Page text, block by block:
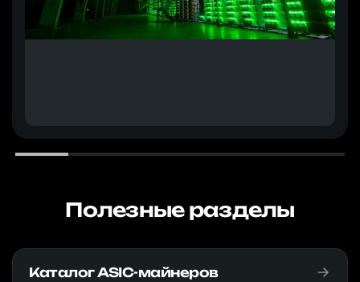
Полезные разделы
Каталог ASIC-майнеров